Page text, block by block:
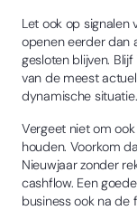
Let ook op signalen
openen eerder dan
gesloten blijven.
van de meest
dynamische situatie.
Vergeet niet om
houden. Voorkom
Nieuwjaar zonder
cashflow. Een
business ook na de